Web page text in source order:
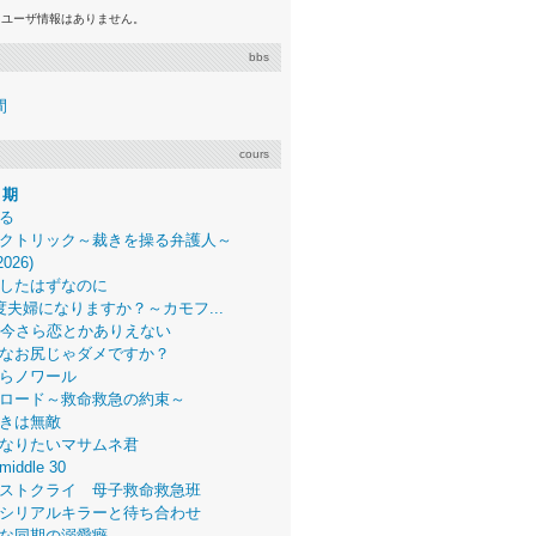
ーザ情報はありません。
bbs
cours
トリック～裁きを操る弁護人～
たはずなのに
夫婦になりますか？～カモフ...
さら恋とかありえない
お尻じゃダメですか？
ノワール
ード～救命救急の約束～
は無敵
りたいマサムネ君
30
トクライ 母子救命救急班
リアルキラーと待ち合わせ